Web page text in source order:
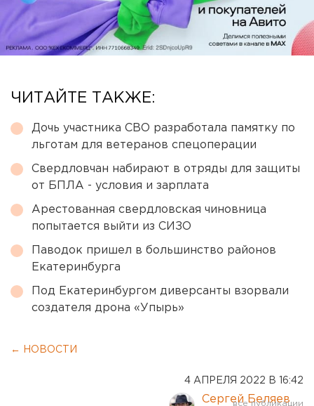
ЧИТАЙТЕ ТАКЖЕ:
Дочь участника СВО разработала памятку по
льготам для ветеранов спецоперации
Свердловчан набирают в отряды для защиты
от БПЛА - условия и зарплата
Арестованная свердловская чиновница
попытается выйти из СИЗО
Паводок пришел в большинство районов
Екатеринбурга
Под Екатеринбургом диверсанты взорвали
создателя дрона «Упырь»
← НОВОСТИ
4 АПРЕЛЯ 2022 В 16:42
Сергей Беляев